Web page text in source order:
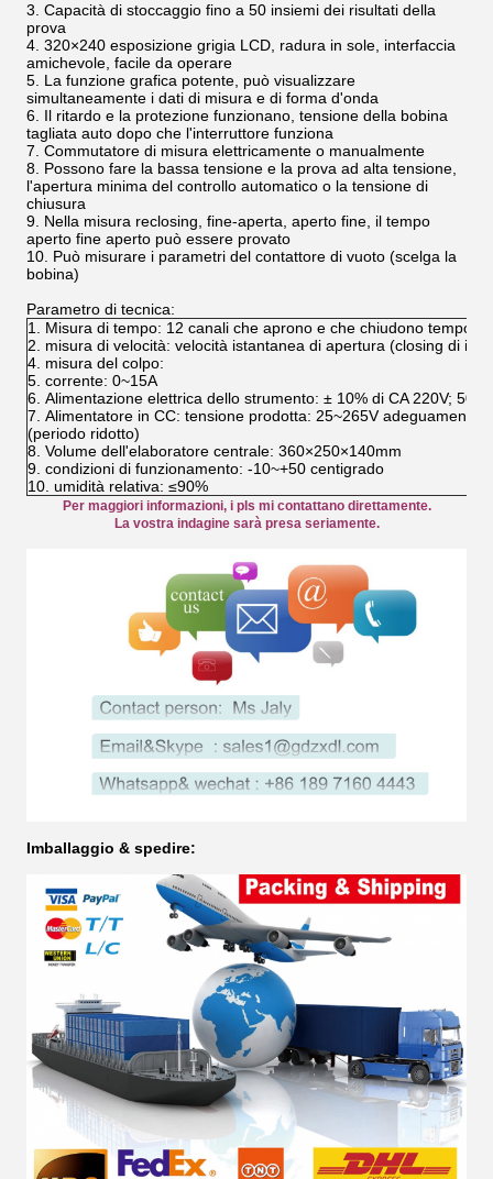
3. Capacità di stoccaggio fino a 50 insiemi dei risultati della
prova
4. 320×240 esposizione grigia LCD, radura in sole, interfaccia
amichevole, facile da operare
5. La funzione grafica potente, può visualizzare
simultaneamente i dati di misura e di forma d'onda
6. Il ritardo e la protezione funzionano, tensione della bobina
tagliata auto dopo che l'interruttore funziona
7. Commutatore di misura elettricamente o manualmente
8. Possono fare la bassa tensione e la prova ad alta tensione,
l'apertura minima del controllo automatico o la tensione di
chiusura
9. Nella misura reclosing, fine-aperta, aperto fine, il tempo
aperto fine aperto può essere provato
10. Può misurare i parametri del contattore di vuoto (scelga la
bobina)
Parametro di tecnica:
1. Misura di tempo: 12 canali che aprono e che chiudono tempo,
2. misura di velocità: velocità istantanea di apertura (closing di
4. misura del colpo:
5. corrente: 0~15A
6. Alimentazione elettrica dello strumento: ± 10% di CA 220V;
7. Alimentatore in CC: tensione prodotta: 25~265V adeguamento
(periodo ridotto)
8. Volume dell'elaboratore centrale: 360×250×140mm
9. condizioni di funzionamento: -10~+50 centigrado
10. umidità relativa: ≤90%
Per maggiori informazioni, i pls mi contattano direttamente.
La vostra indagine sarà presa seriamente.
Imballaggio & spedire: